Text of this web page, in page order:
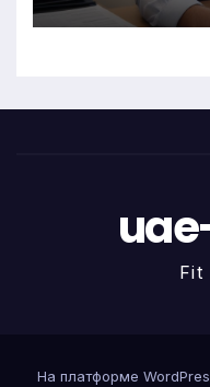
Fit
На платформе